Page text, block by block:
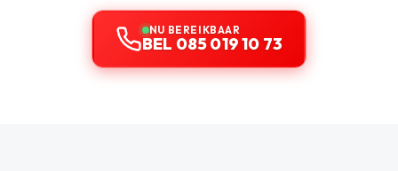
NU BEREIKBAAR
BEL 085 019 10 73